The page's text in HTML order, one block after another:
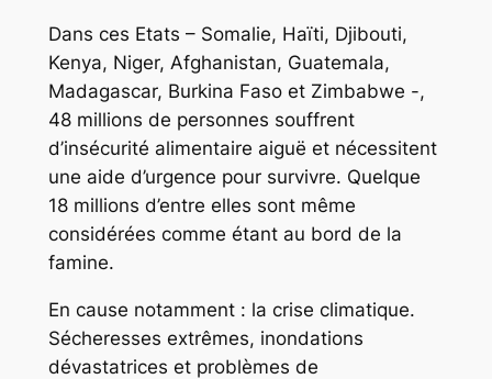
Dans ces Etats – Somalie, Haïti, Djibouti,
Kenya, Niger, Afghanistan, Guatemala,
Madagascar, Burkina Faso et Zimbabwe -,
48 millions de personnes souffrent
d’insécurité alimentaire aiguë et nécessitent
une aide d’urgence pour survivre. Quelque
18 millions d’entre elles sont même
considérées comme étant au bord de la
famine.
En cause notamment : la crise climatique.
Sécheresses extrêmes, inondations
dévastatrices et problèmes de